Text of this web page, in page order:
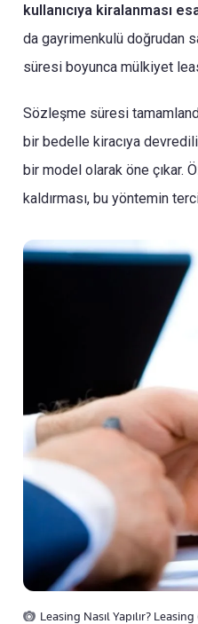
kullanıcıya kiralanması
da gayrimenkulü doğrudan
süresi boyunca mülkiyet
Sözleşme süresi
bir bedelle kiracıya
bir model olarak öne çıkar.
kaldırması, bu yöntemin
Leasing Nasıl Yapılır?